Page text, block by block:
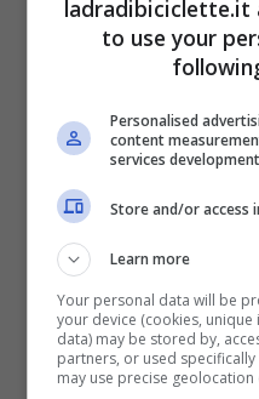
devo ancora
pomeriggio.“Quelli
in fila, e sono tanti,
ancora”ha
ladradibiciclette.it
to use your
Personalised
content
services development
Store and/or access
Learn more
Your personal data will be
your device (cookies,
data) may be stored by,
partners, or used
may use precise geolocation